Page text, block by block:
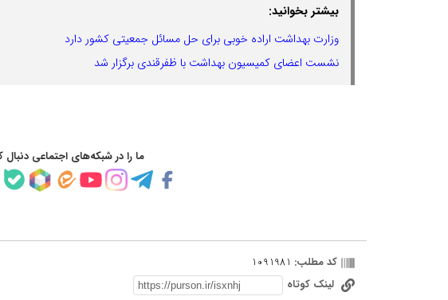
بیشتر بخوانید:
وزارت بهداشت اراده خوبی برای حل مسائل جمعیتی کشور دارد
نشست اعضای کمیسیون بهداشت با ظفرقندی برگزار شد
ما را در شبکه‌های اجتماعی دنبال
کد مطلب: 1091981
لینک کوتاه